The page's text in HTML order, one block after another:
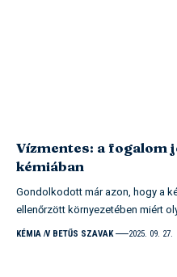
Vízmentes: a fogalom
kémiában
Gondolkodott már azon, hogy a
ellenőrzött környezetében miért
KÉMIA V BETŰS SZAVAK 2025. 09. 27.